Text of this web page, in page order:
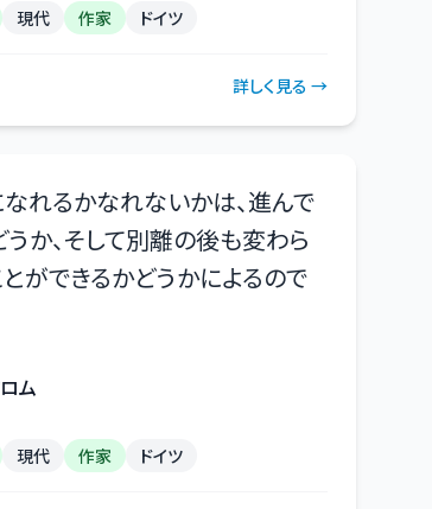
現代 作家 ドイツ
詳しく見る →
れるかなれないかは、進んで
か、そして別離の後も変わら
ができるかどうかによるので
ム
現代 作家 ドイツ